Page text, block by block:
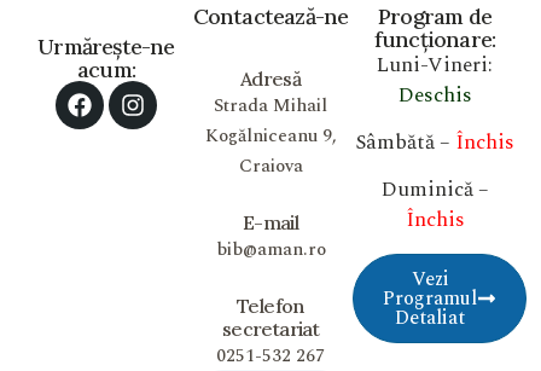
Program de
funcționare:
Luni-Vineri:
Deschis
Sâmbătă – Închis
Duminică –
Închis
Vezi
Programul
Detaliat
Contactează-ne
Adresă
Strada Mihail
Kogălniceanu 9,
Craiova
E-mail
bib@aman.ro
Telefon
secretariat
0251-532 267
Urmărește-ne
acum: